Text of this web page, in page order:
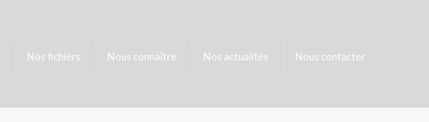
Nos fichiers Nous connaître Nos actualités Nous contacter